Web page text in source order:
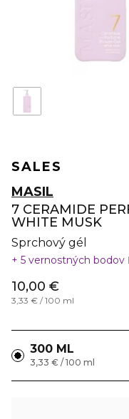
SALES
MASIL
7 CERAMIDE
WHITE MUSK
Sprchový gél
5 vernostných bodov
10,00 €
3,33 € / 100 ml
300 ML
3,33 € / 100 ml